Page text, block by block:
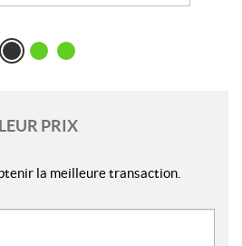
PRIX
la meilleure transaction.